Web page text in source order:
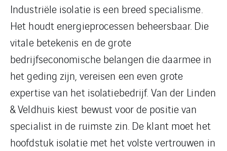
Industriële isolatie is een breed specialisme.
Het houdt energieprocessen beheersbaar. Die
vitale betekenis en de grote
bedrijfseconomische belangen die daarmee in
het geding zijn, vereisen een even grote
expertise van het isolatiebedrijf. Van der Linden
& Veldhuis kiest bewust voor de positie van
specialist in de ruimste zin. De klant moet het
hoofdstuk isolatie met het volste vertrouwen in